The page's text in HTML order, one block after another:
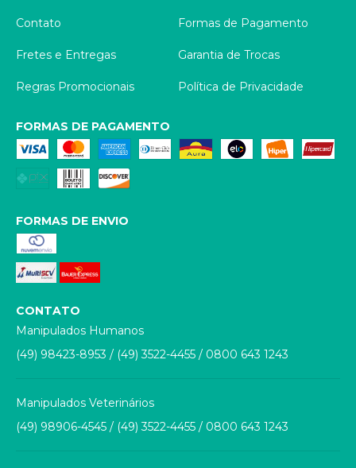
Contato Formas de Pagamento
Fretes e Entregas Garantia de Trocas
Regras Promocionais Política de Privacidade
FORMAS DE PAGAMENTO
FORMAS DE ENVIO
CONTATO
Manipulados Humanos
(49) 98423-8953 / (49) 3522-4455 / 0800 643 1243
Manipulados Veterinários
(49) 98906-4545 / (49) 3522-4455 / 0800 643 1243